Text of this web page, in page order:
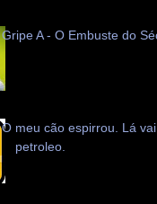
Gripe A - O Embuste do
O meu cão espirrou. Lá
petroleo.